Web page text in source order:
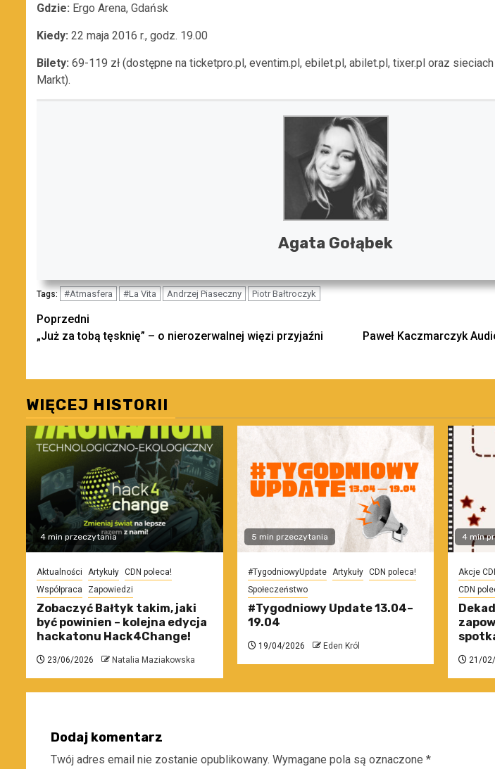
Gdzie: Ergo Arena, Gdańsk
Kiedy: 22 maja 2016 r., godz. 19.00
Bilety: 69-119 zł (dostępne na ticketpro.pl, eventim.pl, ebilet.pl, abilet.pl, tixer.pl oraz
Markt).
Agata Gołąbek
Tags: #Atmasfera #La Vita Andrzej Piaseczny Piotr Bałtroczyk
Zobacz
wpisy
Poprzedni
„Już za tobą tęsknię” – o nierozerwalnej więzi przyjaźni
Paweł Kaczmarczyk
WIĘCEJ HISTORII
4 min przeczytania
Aktualności Artykuły CDN poleca!
Współpraca
Zapowiedzi
Zobaczyć Bałtyk takim, jaki
być powinien – kolejna edycja
hackatonu Hack4Change!
23/06/2026 Natalia Maziakowska
5 min przeczytania
#TygodniowyUpdate Artykuły CDN poleca!
Społeczeństwo
#Tygodniowy Update 13.04–
19.04
19/04/2026 Eden Król
4 min
Akcje
CDN
21/
Dodaj komentarz
Twój adres email nie zostanie opublikowany. Wymagane pola są oznaczone *